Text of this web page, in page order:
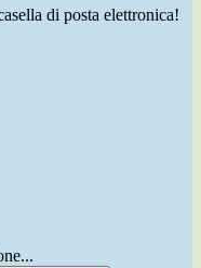
di posta elettronica!